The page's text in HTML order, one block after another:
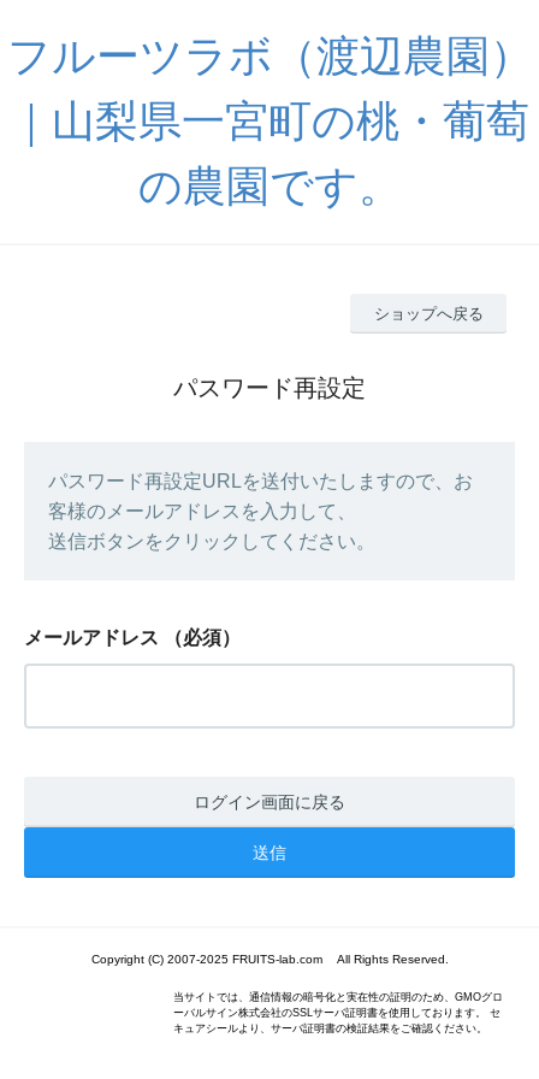
フルーツラボ（渡辺農園）
｜山梨県一宮町の桃・葡萄
の農園です。
ショップへ戻る
パスワード再設定
パスワード再設定URLを送付いたしますので、お
客様のメールアドレスを入力して、
送信ボタンをクリックしてください。
メールアドレス （必須）
ログイン画面に戻る
Copyright (C) 2007-2025 FRUITS-lab.com All Rights Reserved.
当サイトでは、通信情報の暗号化と実在性の証明のため、GMOグロ
ーバルサイン株式会社のSSLサーバ証明書を使用しております。 セ
キュアシールより、サーバ証明書の検証結果をご確認ください。